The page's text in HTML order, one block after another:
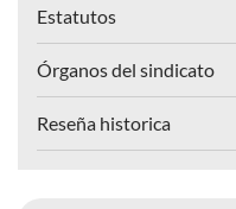
Estatutos
Órganos del sindicato
Reseña historica